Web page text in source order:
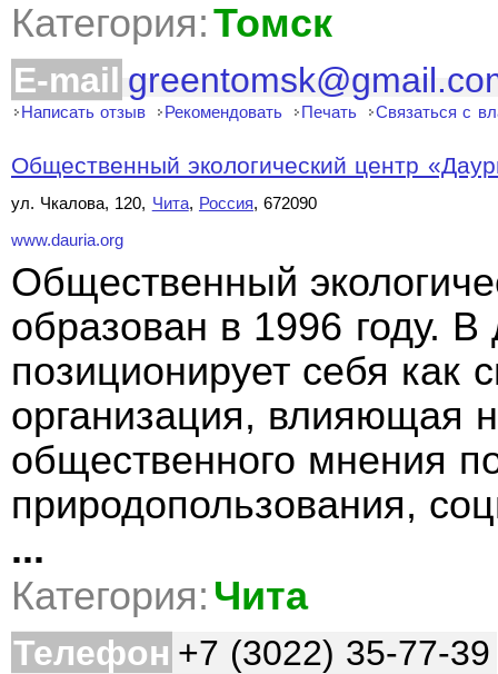
Категория:Томск
E-mail
Написать отзыв Рекомендовать Печать Связаться с
Общественный экологический центр
ул. Чкалова, 120, Чита, Россия, 672090
www.dauria.org
Общественный
образован в 1996 году.
позиционирует себя как
организация, влияющая
общественного мнения
природопользования,
...
Категория: Чита
Телефон +7 (3022) 35-77-39